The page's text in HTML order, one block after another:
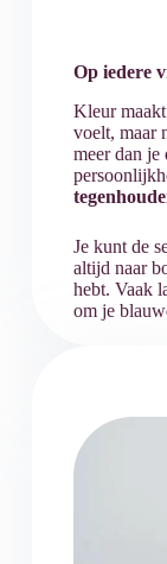
Op iedere
Kleur
voelt, maar
meer dan je
Je kunt de
altijd naar
hebt. Vaak
om je